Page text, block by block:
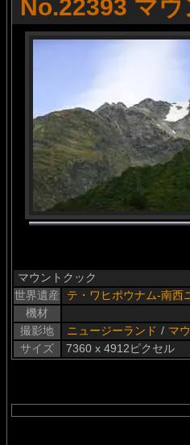
No.22393 マ
マウントクック
世界遺産
テ・ワヒポウナム-南西
機材
撮影地
ニュージーランド / マ
サイズ
7360 x 4912ピクセル